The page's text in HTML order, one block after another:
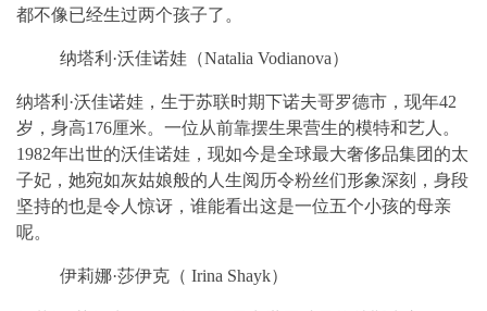
都不像已经生过两个孩子了。
纳塔利·沃佳诺娃（Natalia Vodianova）
纳塔利·沃佳诺娃，生于苏联时期下诺夫哥罗德市，现年42
岁，身高176厘米。一位从前靠摆生果营生的模特和艺人。
1982年出世的沃佳诺娃，现如今是全球最大奢侈品集团的太
子妃，她宛如灰姑娘般的人生阅历令粉丝们形象深刻，身段
坚持的也是令人惊讶，谁能看出这是一位五个小孩的母亲
呢。
伊莉娜·莎伊克（ Irina Shayk）